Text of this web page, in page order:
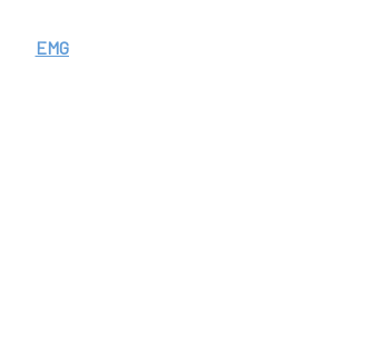
EMG